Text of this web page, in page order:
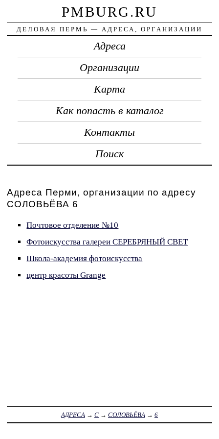
PMBURG.RU
ДЕЛОВАЯ ПЕРМЬ — АДРЕСА, ОРГАНИЗАЦИИ
Адреса
Организации
Карта
Как попасть в каталог
Контакты
Поиск
Адреса Перми, организации по адресу
СОЛОВЬЁВА 6
Почтовое отделение №10
Фотоискусства галереи СЕРЕБРЯНЫЙ СВЕТ
Школа-академия фотоискусства
центр красоты Grange
АДРЕСА → С → СОЛОВЬЁВА → 6